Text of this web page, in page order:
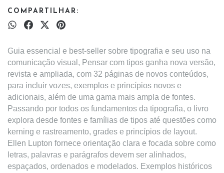
COMPARTILHAR:
Guia essencial e best-seller sobre tipografia e seu uso na
comunicação visual, Pensar com tipos ganha nova versão,
revista e ampliada, com 32 páginas de novos conteúdos,
para incluir vozes, exemplos e princípios novos e
adicionais, além de uma gama mais ampla de fontes.
Passando por todos os fundamentos da tipografia, o livro
explora desde fontes e famílias de tipos até questões como
kerning e rastreamento, grades e princípios de layout.
Ellen Lupton fornece orientação clara e focada sobre como
letras, palavras e parágrafos devem ser alinhados,
espaçados, ordenados e modelados. Exemplos históricos